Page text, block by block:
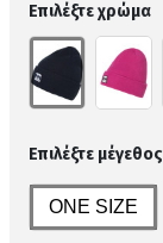
Επιλέξτε χρώμα
Επιλέξτε μέγεθος
ONE SIZE